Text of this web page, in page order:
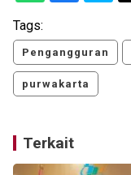
Tags:
Pengangguran
purwakarta
Terkait